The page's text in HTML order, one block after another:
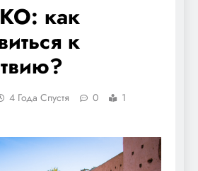
как
к
4 Года Спустя 0
1